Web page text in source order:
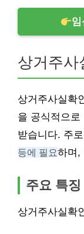
임
상거주사
상거주사실확
을 공식적으
받습니다. 주로
등에 필요하며,
주요 특징
상거주사실확